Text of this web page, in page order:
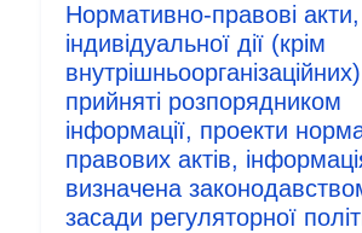
uriRef:
http://
43c2-45fc-
Informácie o
verzii:
1.0
Нормативно-правові акти,
індивідуальної дії (крім
прийняті розпорядником
інформації, проекти
правових актів,
визначена
засади регуляторної